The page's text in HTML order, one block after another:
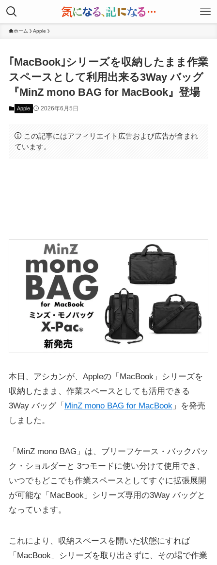
ホーム Apple
｢MacBook｣シリーズを収納したまま作業
スペースとして利用出来る3Way バッグ
『MinZ mono BAG for MacBook』登場
Apple 2026年6月5日
この記事にはアフィリエイト広告および広告が含まれ
ています。
本日、アシカンが、Appleの「MacBook」シリーズを
収納したまま、作業スペースとしても活用できる
3Way バッグ「 MinZ mono BAG for MacBook」を発売
しました。
「MinZ mono BAG」は、ブリーフケース・バックパッ
ク・ショルダーと 3つモードに使い分けて使用でき、
いつでもどこでも作業スペースとしてすぐに拡張展開
が可能な「MacBook」シリーズ専用の3Way バッグと
なっています。
これにより、収納スペースを開いた状態にすれば
「MacBook」シリーズを取り出さずに、その場で作業